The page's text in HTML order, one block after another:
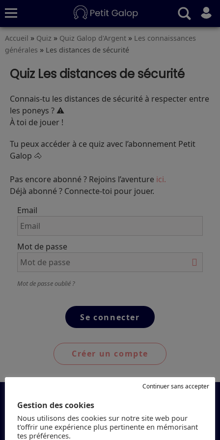
Quiz
Conseils
Fiches
S’abonner
Accueil » Quiz » Quiz Galop d'Argent » Les connaissances
générales » Les distances de sécurité
Quiz Les distances de sécurité
Connais-tu les distances de sécurité à respecter entre
les poneys ? ⚠️
À toi de jouer !
Tu peux accéder à ce quiz avec l’abonnement Petit
Galop 🐴
Pas encore abonné ? Rejoins l’aventure ici.
Déjà abonné ? Connecte-toi pour jouer.
Email
Mot de passe
Mot de passe oublié ?
Créer un compte
Gestion des cookies
Nous utilisons des cookies sur notre site web pour
t'offrir une expérience plus pertinente en mémorisant
tes préférences.
Continuer sans accepter